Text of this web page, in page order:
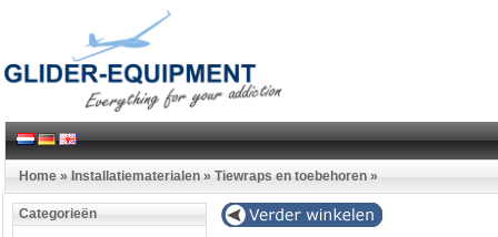
Home » Installatiematerialen » Tiewraps en toebehoren »
Categorieën